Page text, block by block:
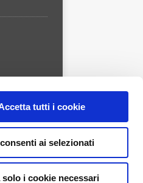
tutti i cookie
ai selezionati
solo i cookie necessari